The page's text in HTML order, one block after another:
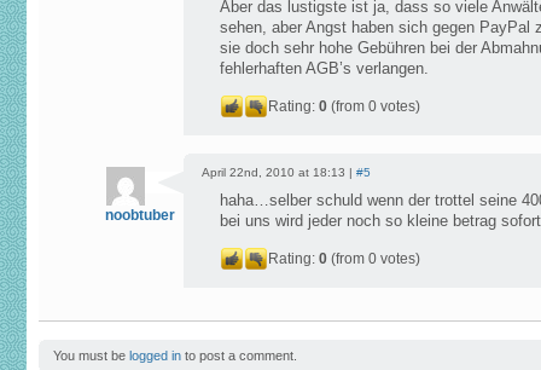
Aber das lustigste ist ja, dass so viele
sehen, aber Angst haben sich gegen PayPal
sie doch sehr hohe Gebühren bei der
fehlerhaften AGB’s verlangen.
Rating: 0 (from 0 votes)
noobtuber
April 22nd, 2010 at 18:13 | #5
haha…selber schuld wenn der trottel seine
bei uns wird jeder noch so kleine betrag
Rating: 0 (from 0 votes)
You must be logged in to post a comment.